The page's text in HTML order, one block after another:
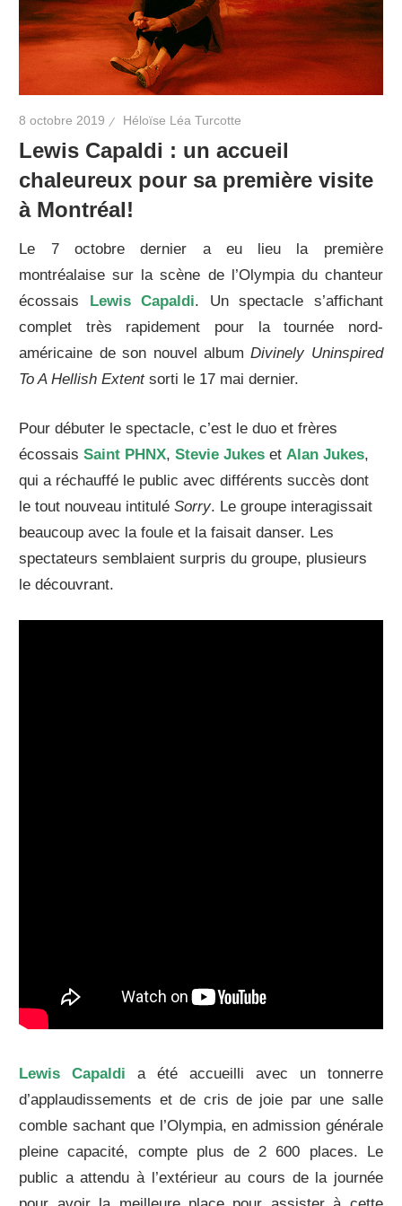
8 octobre 2019 Héloïse Léa Turcotte
Lewis Capaldi : un accueil
chaleureux pour sa première visite
à Montréal!
Le 7 octobre dernier a eu lieu la première
montréalaise sur la scène de l’Olympia du chanteur
écossais Lewis Capaldi. Un spectacle s’affichant
complet très rapidement pour la tournée nord-
américaine de son nouvel albumDivinely Uninspired
To A Hellish Extentsorti le 17 mai dernier.
Pour débuter le spectacle, c’est le duo et frères
écossaisSaint PHNX,Stevie Jukes etAlan Jukes,
qui a réchauffé le public avec différents succès dont
le tout nouveau intituléSorry. Le groupe interagissait
beaucoup avec la foule et la faisait danser. Les
spectateurs semblaient surpris du groupe, plusieurs
le découvrant.
Lewis Capaldi a été accueilli avec un tonnerre
d’applaudissements et de cris de joie par une salle
comble sachant que l’Olympia, en admission générale
pleine capacité, compte plus de 2 600 places. Le
public a attendu à l’extérieur au cours de la journée